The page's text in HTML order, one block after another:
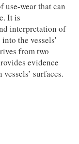
use-wear that can
It is
interpretation of
the vessels'
from two
evidence
surfaces.